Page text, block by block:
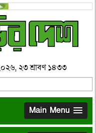
২৩ শ্রাবণ ১৪৩৩
Main Menu